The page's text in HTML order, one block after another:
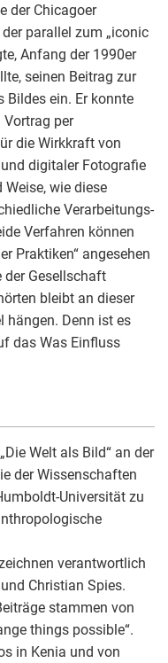
der Chicagoer
parallel zum „iconic
Anfang der 1990er
seinen Beitrag zur
Bildes ein. Er konnte
Vortrag per
die Wirkkraft von
digitaler Fotografie
wie diese
Verarbeitungs-
Verfahren können
Praktiken“ angesehen
der Gesellschaft
bleibt an dieser
hängen. Denn ist es
das Was Einfluss
Welt als Bild“ an der
der Wissenschaften
Universität zu
verantwortlich
Christian Spies.
stammen von
things possible“.
in Kenia und von